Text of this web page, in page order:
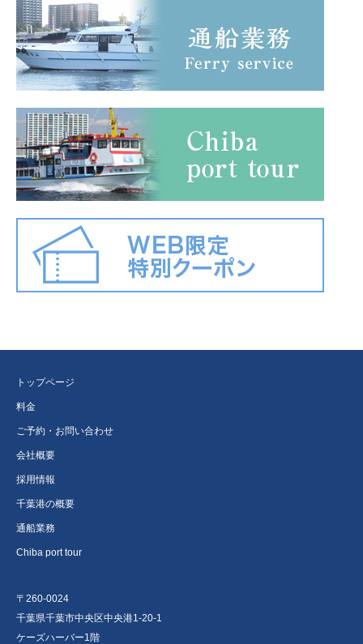
トップページ
料金
ご予約・お問い合わせ
会社概要
採用情報
千葉港の概要
通船業務
Chiba port tour
〒260-0024
千葉県千葉市中央区中央港1-20-1
ケーズハーバー1階